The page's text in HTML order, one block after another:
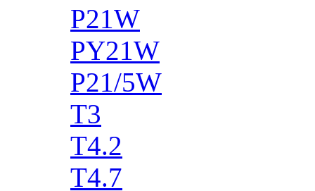
P21W
PY21W
P21/5W
T3
T4.2
T4.7